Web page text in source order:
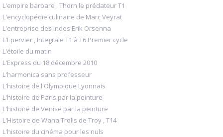
L'empire barbare , Thorn le prédateur T1
L'encyclopédie culinaire de Marc Veyrat
L'entreprise des Indes Erik Orsenna
L'Epervier , Integrale T1 à T6 Premier cycle
L'étoile du matin
L'Express du 18 décembre 2010
L'harmonica sans professeur
L'histoire de l'Olympique Lyonnais
L'histoire de Paris par la peinture
L'histoire de Venise par la peinture
L'Histoire de Waha Trolls de Troy , T14
L'histoire du cinéma pour les nuls